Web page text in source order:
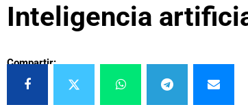
Inteligencia
Compartir: